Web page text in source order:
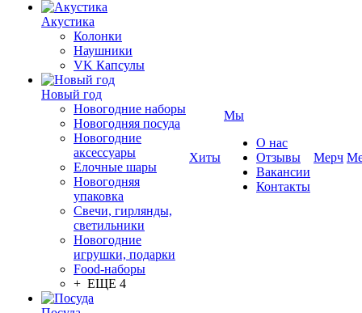
Акустика
Колонки
Наушники
VK Капсулы
Новый год
Новогодние наборы
Новогодняя посуда
Новогодние
аксессуары
Елочные шары
Новогодняя
упаковка
Свечи, гирлянды,
светильники
Новогодние
игрушки, подарки
Food-наборы
+ ЕЩЕ 4
Хиты
Мы
О нас
Отзывы
Вакансии
Контакты
Мерч